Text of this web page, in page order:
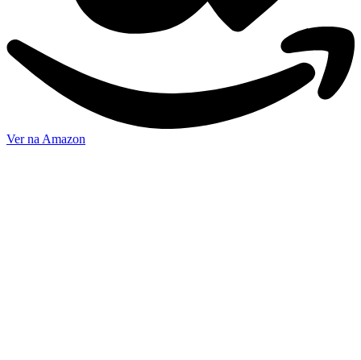
Ver na Amazon